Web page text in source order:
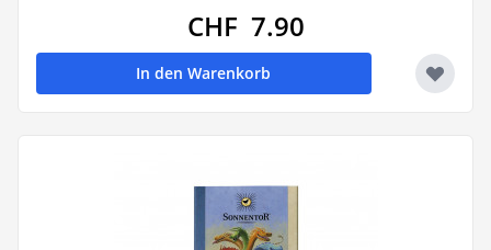
CHF 7.90
In den Warenkorb